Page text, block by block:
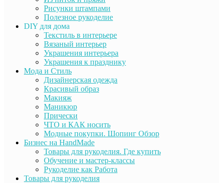
Рисунки штампами
Полезное рукоделие
DIY для дома
Текстиль в интерьере
Вязаный интерьер
Украшения интерьера
Украшения к празднику
Мода и Стиль
Дизайнерская одежда
Красивый образ
Макияж
Маникюр
Прически
ЧТО и КАК носить
Модные покупки. Шопинг Обзор
Бизнес на HandMade
Товары для рукоделия. Где купить
Обучение и мастер-классы
Рукоделие как Работа
Товары для рукоделия